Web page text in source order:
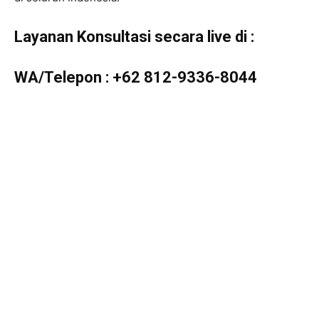
Layanan Konsultasi secara live di :
WA/Telepon : +62 812-9336-8044